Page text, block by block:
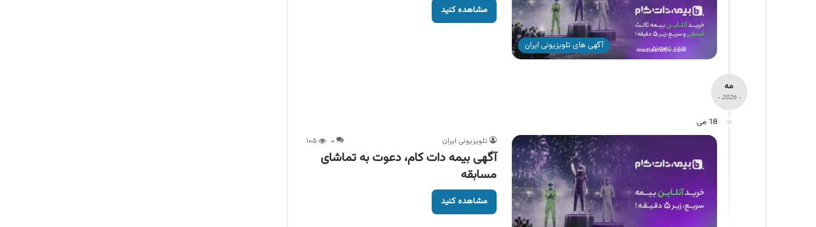
آگهی های تلویزیونی ایران
مشاهده کنید
مه
- 2026 -
18 می
تلویزیونی ایران ۰ ۱۰۵
آگهی بیمه دات کام، دعوت به تماشای
مسابقه
مشاهده کنید